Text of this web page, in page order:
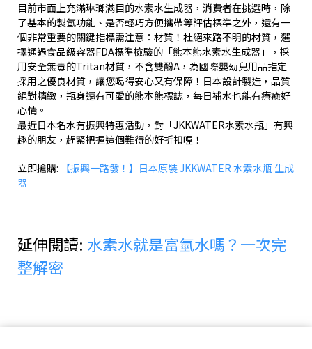
目前市面上充滿琳瑯滿目的水素水生成器，消費者在挑選時，除
了基本的製氫功能、是否輕巧方便攜帶等評估標準之外，還有一
個非常重要的關鍵指標需注意：材質！杜絕來路不明的材質，選
擇通過食品級容器FDA標準檢驗的「熊本熊水素水生成器」，採
用安全無毒的Tritan材質，不含雙酚A，為國際嬰幼兒用品指定
採用之優良材質，讓您喝得安心又有保障！日本設計製造，品質
絕對精緻，瓶身還有可愛的熊本熊標誌，每日補水也能有療癒好
心情。
最近日本名水有振興特惠活動，對「JKKWATER水素水瓶」有興
趣的朋友，趕緊把握這個難得的好折扣喔！
立即搶購:
【振興一路發！】日本原裝 JKKWATER 水素水瓶 生成
器
延伸閱讀: 水素水就是富氫水嗎？一次完
整解密